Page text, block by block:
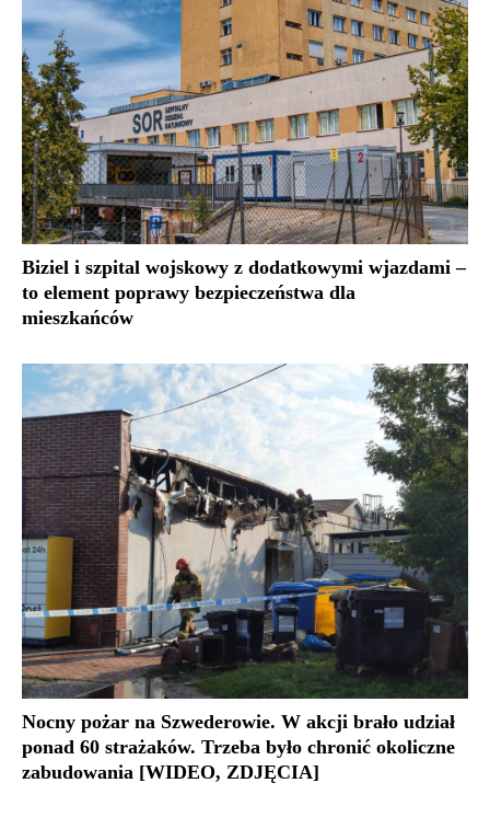
Biziel i szpital wojskowy z dodatkowymi wjazdami –
to element poprawy bezpieczeństwa dla
mieszkańców
Nocny pożar na Szwederowie. W akcji brało udział
ponad 60 strażaków. Trzeba było chronić okoliczne
zabudowania [WIDEO, ZDJĘCIA]